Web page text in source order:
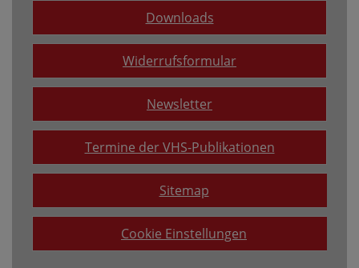
Downloads
Widerrufsformular
Newsletter
Termine der VHS-Publikationen
Sitemap
Cookie Einstellungen